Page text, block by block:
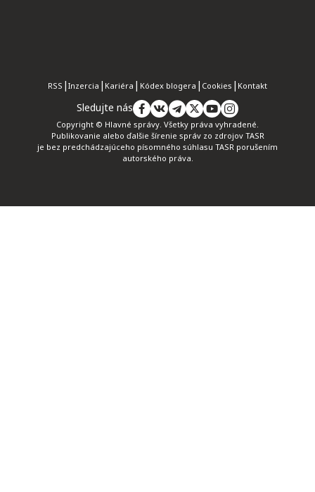
RSS Inzercia Kariéra Kódex blogera Cookies Kontakt
Sledujte nás
Copyright © Hlavné správy. Všetky práva vyhradené.
Publikovanie alebo ďalšie šírenie správ zo zdrojov TASR
je bez predchádzajúceho písomného súhlasu TASR porušením
autorského práva.